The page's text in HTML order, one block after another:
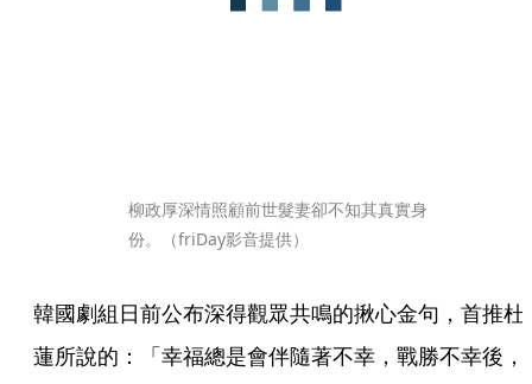
柳政厚深情照顧前世髮妻卻不知其真實身
份。（friDay影音提供）
韓國劇組日前公布深得觀眾共鳴的揪心金句，首推杜
蓮所說的：「幸福總是會伴隨著不幸，戰勝不幸後，